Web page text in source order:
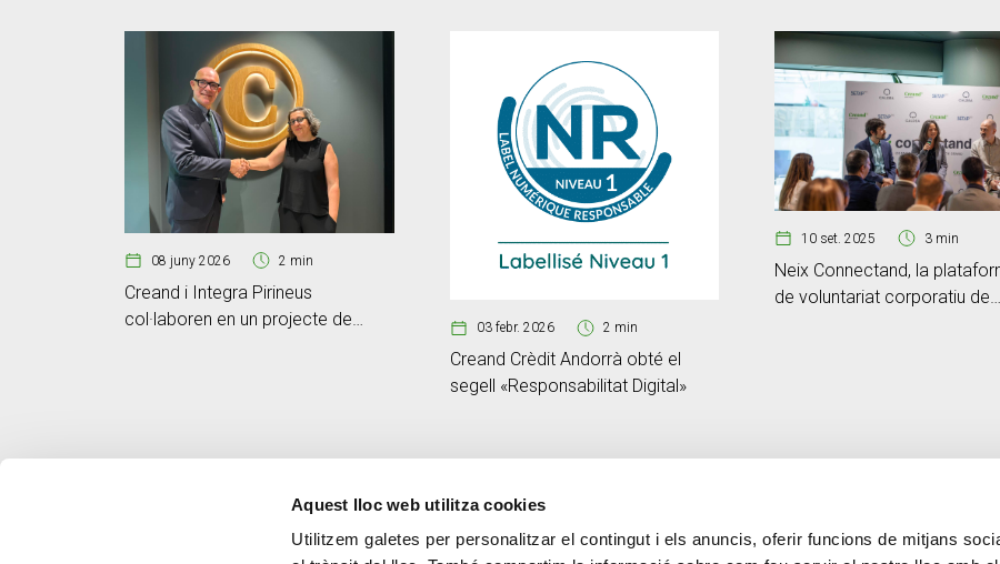
Aquest lloc web utilitza cookies
Utilitzem galetes per personalitzar el contingut i els anuncis, oferir funcions de mitjans
08 juny 2026 2 min
Creand i Integra Pirineus
col·laboren en un projecte de
03 febr. 2026 2 min
Creand Crèdit Andorrà obté el
segell «Responsabilitat Digital»
10 set. 2025 3 min
Neix Connectand, la
de voluntariat corporatiu de
CONTACTE
MÉS CREAND